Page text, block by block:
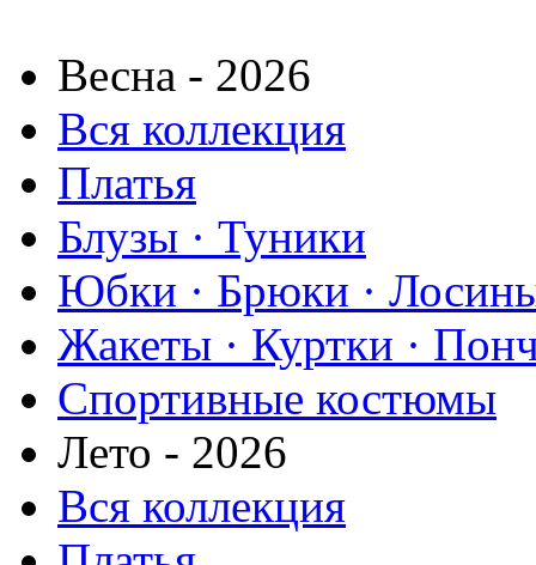
Весна - 2026
Вся коллекция
Платья
Блузы · Туники
Юбки · Брюки ·
Жакеты · Куртки ·
Спортивные костюмы
Лето - 2026
Вся коллекция